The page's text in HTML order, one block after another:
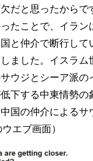
だと思ったからで
たことで、イラン
と仲介で断行して
ました。イスラム
ウジとシーア派の
下する中東情勢の
国の仲介によるサ
エブ画面）